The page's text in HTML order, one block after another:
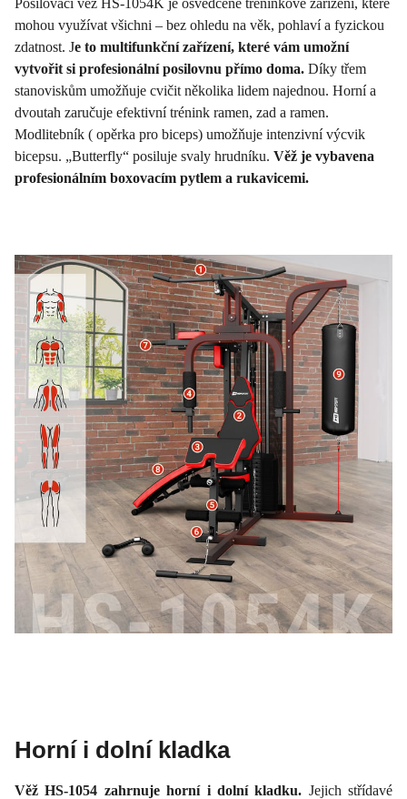
Posilovací věž HS-1054K je osvědčené tréninkové zařízení, které
mohou využívat všichni – bez ohledu na věk, pohlaví a fyzickou
zdatnost. Je to multifunkční zařízení, které vám umožní
vytvořit si profesionální posilovnu přímo doma. Díky třem
stanoviskům umožňuje cvičit několika lidem najednou. Horní a
dvoutah zaručuje efektivní trénink ramen, zad a ramen.
Modlitebník ( opěrka pro biceps) umožňuje intenzivní výcvik
bicepsu. „Butterfly“ posiluje svaly hrudníku. Věž je vybavena
profesionálním boxovacím pytlem a rukavicemi.
Horní i dolní kladka
Věž HS-1054 zahrnuje horní i dolní kladku. Jejich střídavé